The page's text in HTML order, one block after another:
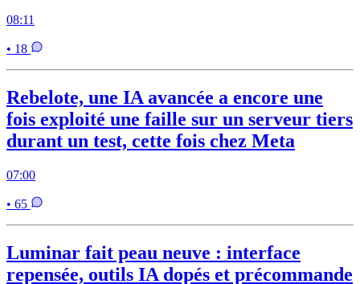
08:11
• 18
Rebelote, une IA avancée a encore une
fois exploité une faille sur un serveur tiers
durant un test, cette fois chez Meta
07:00
• 65
Luminar fait peau neuve : interface
repensée, outils IA dopés et précommande